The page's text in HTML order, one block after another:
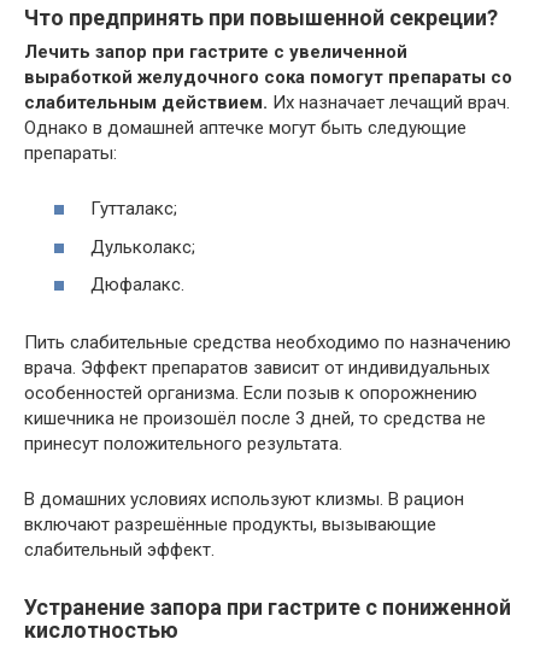
Что предпринять при повышенной секреции?
Лечить запор при гастрите с увеличенной
выработкой желудочного сока помогут препараты со
слабительным действием. Их назначает лечащий врач.
Однако в домашней аптечке могут быть следующие
препараты:
Гутталакс;
Дульколакс;
Дюфалакс.
Пить слабительные средства необходимо по назначению
врача. Эффект препаратов зависит от индивидуальных
особенностей организма. Если позыв к опорожнению
кишечника не произошёл после 3 дней, то средства не
принесут положительного результата.
В домашних условиях используют клизмы. В рацион
включают разрешённые продукты, вызывающие
слабительный эффект.
Устранение запора при гастрите с пониженной
кислотностью